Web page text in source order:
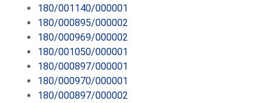
180/001140/000001
180/000895/000002
180/000969/000002
180/001050/000001
180/000897/000001
180/000970/000001
180/000897/000002